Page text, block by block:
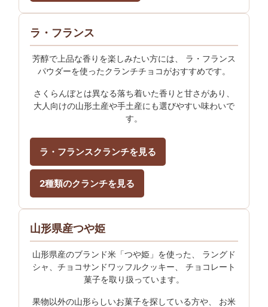
ラ・フランス
芳醇で上品な香りを楽しみたい方には、 ラ・フランス
パウダーを使ったクランチチョコがおすすめです。
さくらんぼとは異なる落ち着いた香りと甘さがあり、
大人向けの山形土産や手土産にも選びやすい味わいで
す。
ラ・フランスクランチを見る
2種類のクランチを見る
山形県産つや姫
山形県産のブランド米「つや姫」を使った、 ラングド
シャ、チョコサンドワッフルクッキー、 チョコレート
菓子を取り扱っています。
果物以外の山形らしいお菓子を探している方や、 お米